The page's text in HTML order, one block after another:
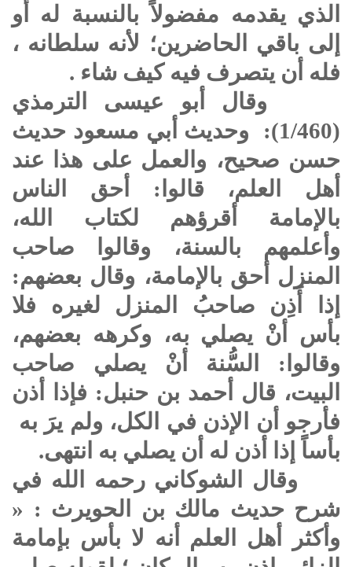
الذي يقدمه مفضولاً بالنسبة له أو
إلى باقي الحاضرين؛ لأنه سلطانه ،
فله أن يتصرف فيه كيف شاء .
وقال أبو عيسى الترمذي
(1/460): وحديث أبي مسعود حديث
حسن صحيح، والعمل على هذا عند
أهل العلم، قالوا: أحق الناس
بالإمامة أقرؤهم لكتاب الله،
وأعلمهم بالسنة، وقالوا صاحب
المنزل أحق بالإمامة، وقال بعضهم:
إذا أَذِن صاحبُ المنزل لغيره فلا
بأس أنْ يصلي به، وكرهه بعضهم،
وقالوا: السُّنة أنْ يصلي صاحب
البيت، قال أحمد بن حنبل: فإذا أذن
فأرجو أن الإذن في الكل، ولم يرَ به
بأساً إذا أذن له أن يصلي به انتهى.
وقال الشوكاني رحمه الله في
شرح حديث مالك بن الحويرث : «
وأكثر أهل العلم أنه لا بأس بإمامة